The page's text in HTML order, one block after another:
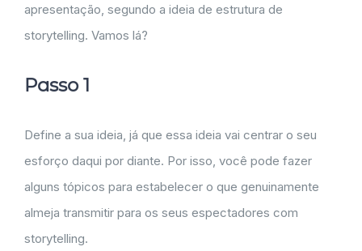
apresentação, segundo a ideia de estrutura de
storytelling. Vamos lá?
Passo 1
Define a sua ideia, já que essa ideia vai centrar o seu
esforço daqui por diante. Por isso, você pode fazer
alguns tópicos para estabelecer o que genuinamente
almeja transmitir para os seus espectadores com
storytelling.